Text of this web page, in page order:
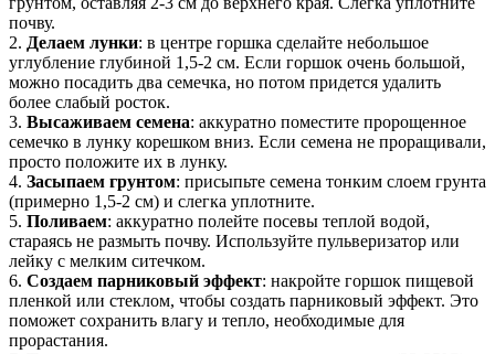
почву.
2. Делаем лунки: в центре горшка сделайте небольшое
углубление глубиной 1,5-2 см. Если горшок очень большой,
можно посадить два семечка, но потом придется удалить
более слабый росток.
3. Высаживаем семена: аккуратно поместите пророщенное
семечко в лунку корешком вниз. Если семена не проращивали,
просто положите их в лунку.
4. Засыпаем грунтом: присыпьте семена тонким слоем грунта
(примерно 1,5-2 см) и слегка уплотните.
5. Поливаем: аккуратно полейте посевы теплой водой,
стараясь не размыть почву. Используйте пульверизатор или
лейку с мелким ситечком.
6. Создаем парниковый эффект: накройте горшок пищевой
пленкой или стеклом, чтобы создать парниковый эффект. Это
поможет сохранить влагу и тепло, необходимые для
прорастания.